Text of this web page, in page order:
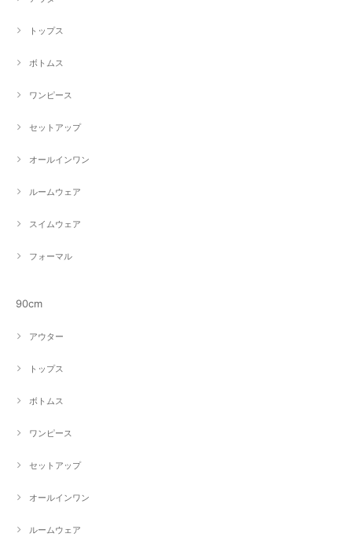
トップス
ボトムス
ワンピース
セットアップ
オールインワン
ルームウェア
スイムウェア
フォーマル
90cm
アウター
トップス
ボトムス
ワンピース
セットアップ
オールインワン
ルームウェア